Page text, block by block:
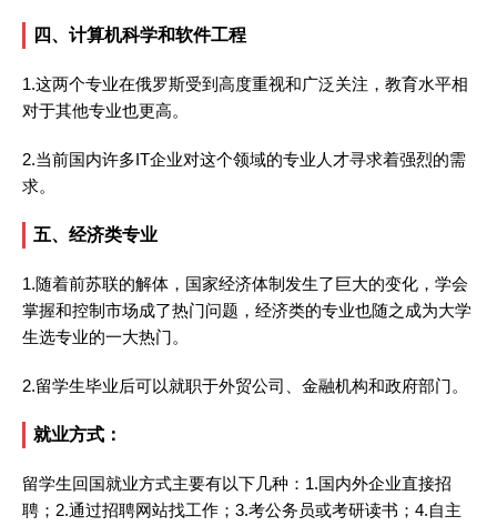
四、计算机科学和软件工程
1.这两个专业在俄罗斯受到高度重视和广泛关注，教育水平相
对于其他专业也更高。
2.当前国内许多IT企业对这个领域的专业人才寻求着强烈的需
求。
五、经济类专业
1.随着前苏联的解体，国家经济体制发生了巨大的变化，学会
掌握和控制市场成了热门问题，经济类的专业也随之成为大学
生选专业的一大热门。
2.留学生毕业后可以就职于外贸公司、金融机构和政府部门。
就业方式：
留学生回国就业方式主要有以下几种：1.国内外企业直接招
聘；2.通过招聘网站找工作；3.考公务员或考研读书；4.自主